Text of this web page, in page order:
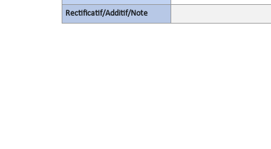
Rectificatif/Additif/Note